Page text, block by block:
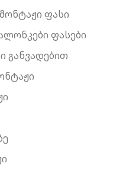
ფასი
ფასები
განვადებით